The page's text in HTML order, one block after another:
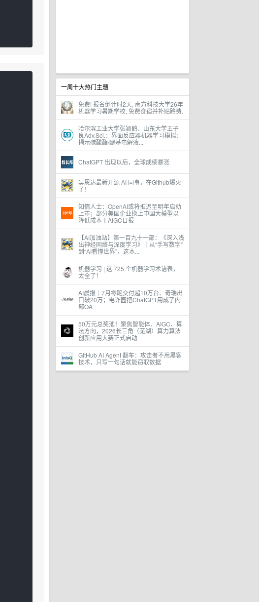
一周十大热门主题
免费! 报名倒计时2天, 南方科技大学26年
机器学习暑期学校, 免费食宿并补贴路费.
哈尔滨工业大学张颖鹤、山东大学王子
良Adv.Sci.：界面反应器机器学习模拟：
揭示碳酸酯/醚基电解液...
ChatGPT 出现以后，全球成绩暴涨
吴恩达最新开源 AI 同事，在Github爆火
了！
知情人士：OpenAI或将推迟至明年启动
上市；部分美国企业换上中国大模型以
降低成本丨AIGC日报
【AI加油站】第一百九十一部：《深入浅
出神经网络与深度学习》｜从“手写数字”
到“AI看懂世界”，这本...
机器学习 | 这 725 个机器学习术语表，
太全了！
AI晨报｜7月零跑交付超10万台、奇瑞出
口破20万；电诈园把ChatGPT用成了内
部OA
50万元总奖池！聚焦智能体、AIGC、算
法方向，2026长三角（芜湖）算力算法
创新应用大赛正式启动
GitHub AI Agent 翻车：攻击者不用黑客
技术，只写一句话就能窃取数据